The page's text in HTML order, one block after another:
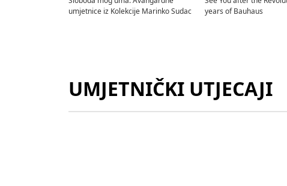
Ivana Tomljenović-Meller, Ivana Tomljenović-Meller,
umjetnice iz Kolekcije Marinko Sudac
years of Bauhaus
UMJETNIČKI UTJECAJI